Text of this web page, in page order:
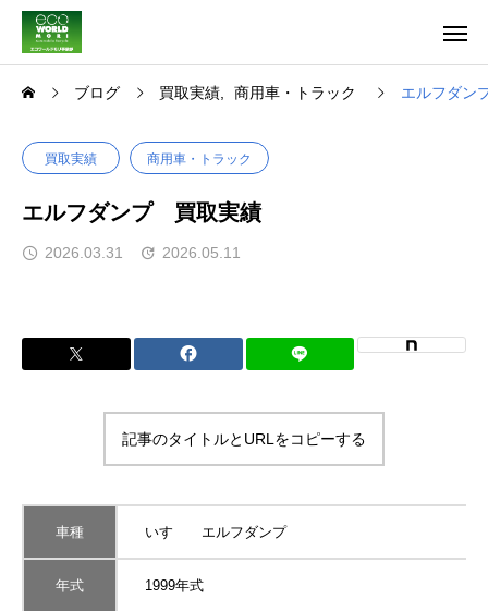
ブログ 買取実績 商用車・トラック エルフダン
買取実績 商用車・トラック
エルフダンプ 買取実績
2026.03.31 2026.05.11
記事のタイトルとURLをコピーする
車種 いすゞ エルフダンプ
年式 1999年式